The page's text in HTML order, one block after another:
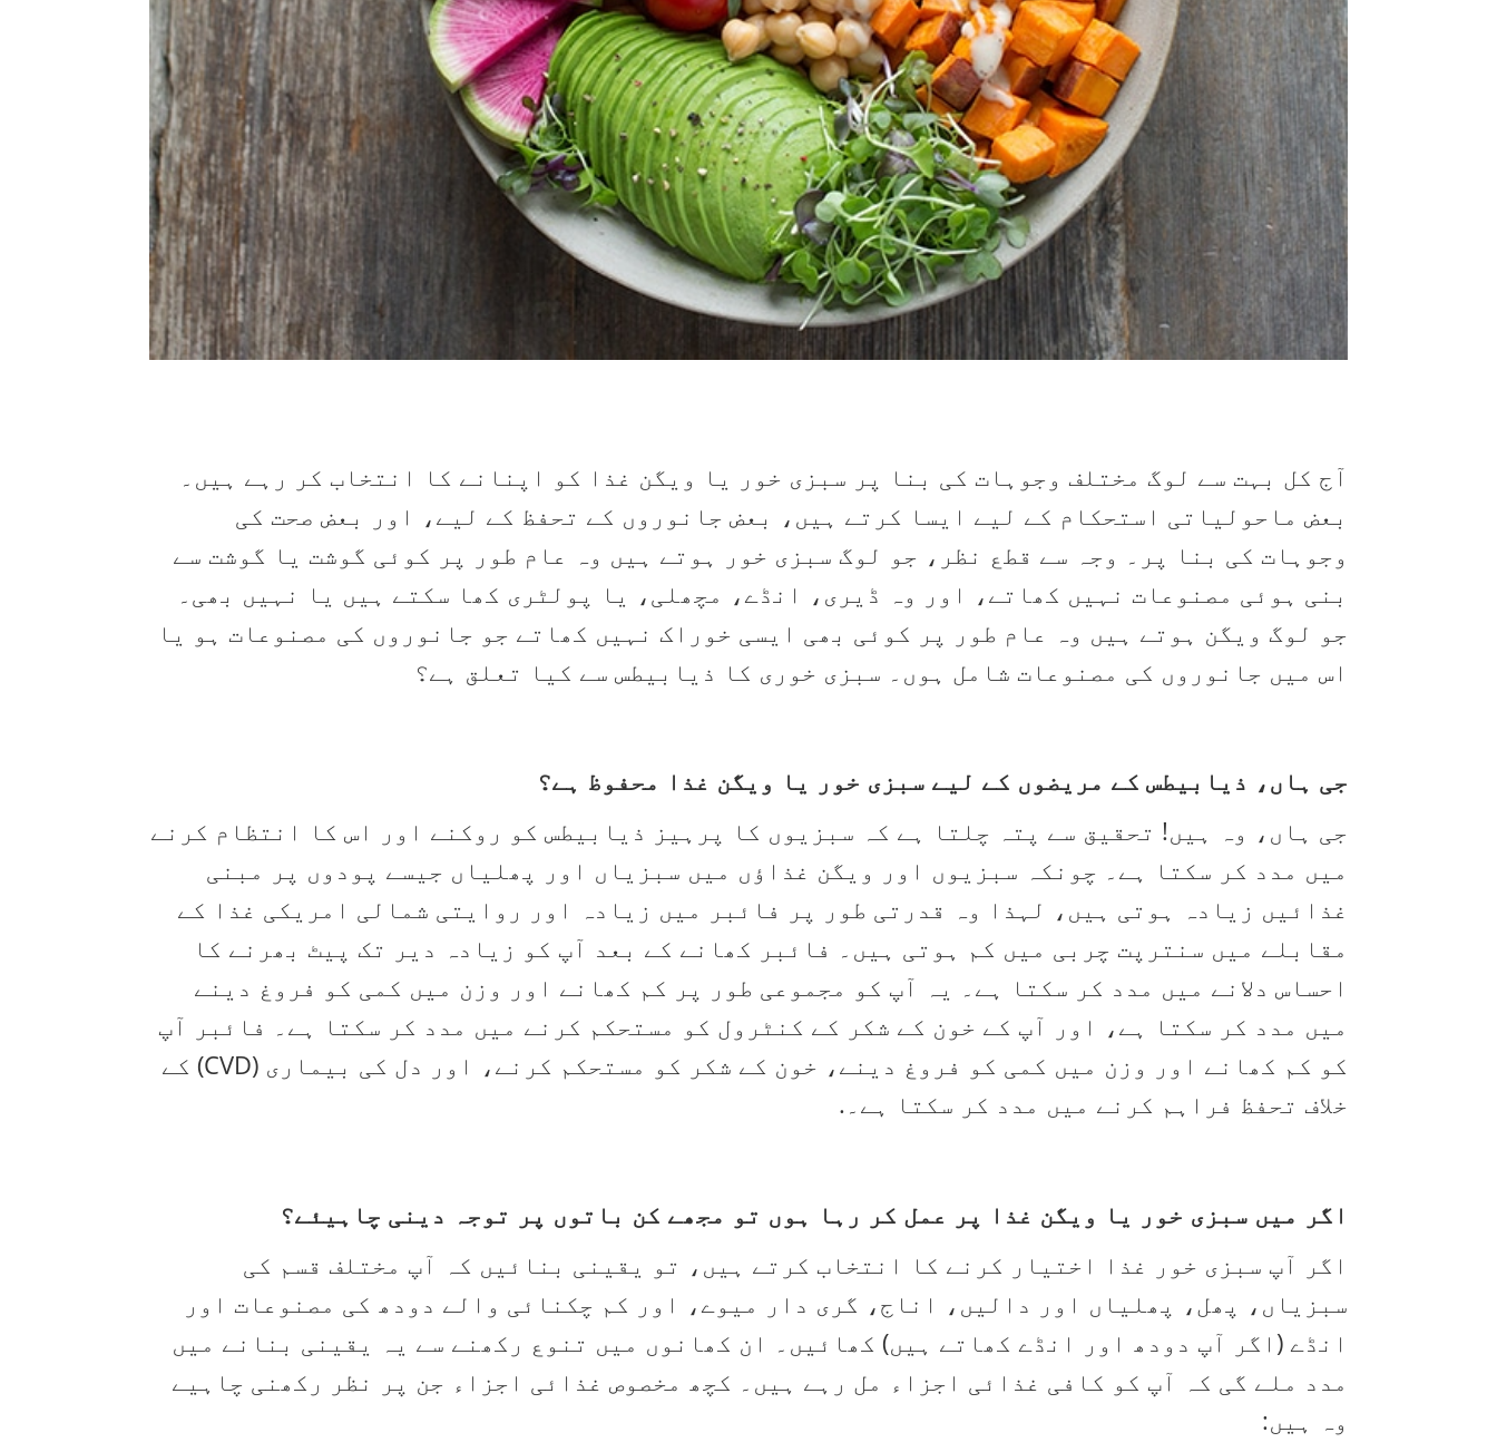
آج کل بہت سے لوگ مختلف وجوہات کی بنا پر سبزی خور یا ویگن غذا کو اپنانے کا انتخاب کر رہے ہیں۔
بعض ماحولیاتی استحکام کے لیے ایسا کرتے ہیں، بعض جانوروں کے تحفظ کے لیے، اور بعض صحت کی
وجوہات کی بنا پر۔ وجہ سے قطع نظر، جو لوگ سبزی خور ہوتے ہیں وہ عام طور پر کوئی گوشت یا گوشت سے
بنی ہوئی مصنوعات نہیں کھاتے، اور وہ ڈیری، انڈے، مچھلی، یا پولٹری کھا سکتے ہیں یا نہیں بھی۔
جو لوگ ویگن ہوتے ہیں وہ عام طور پر کوئی بھی ایسی خوراک نہیں کھاتے جو جانوروں کی مصنوعات ہو یا
اس میں جانوروں کی مصنوعات شامل ہوں۔ سبزی خوری کا ذیابیطس سے کیا تعلق ہے؟
جی ہاں، ذیابیطس کے مریضوں کے لیے سبزی خور یا ویگن غذا محفوظ ہے؟
جی ہاں، وہ ہیں! تحقیق سے پتہ چلتا ہے کہ سبزیوں کا پرہیز ذیابیطس کو روکنے اور اس کا انتظام کرنے
میں مدد کر سکتا ہے۔ چونکہ سبزیوں اور ویگن غذاؤں میں سبزیاں اور پھلیاں جیسے پودوں پر مبنی
غذائیں زیادہ ہوتی ہیں، لہذا وہ قدرتی طور پر فائبر میں زیادہ اور روایتی شمالی امریکی غذا کے
مقابلے میں سنترپت چربی میں کم ہوتی ہیں۔ فائبر کھانے کے بعد آپ کو زیادہ دیر تک پیٹ بھرنے کا
احساس دلانے میں مدد کر سکتا ہے۔ یہ آپ کو مجموعی طور پر کم کھانے اور وزن میں کمی کو فروغ دینے
میں مدد کر سکتا ہے، اور آپ کے خون کے شکر کے کنٹرول کو مستحکم کرنے میں مدد کر سکتا ہے۔ فائبر آپ
کو کم کھانے اور وزن میں کمی کو فروغ دینے، خون کے شکر کو مستحکم کرنے، اور دل کی بیماری (CVD) کے
خلاف تحفظ فراہم کرنے میں مدد کر سکتا ہے۔.
اگر میں سبزی خور یا ویگن غذا پر عمل کر رہا ہوں تو مجھے کن باتوں پر توجہ دینی چاہیئے؟
اگر آپ سبزی خور غذا اختیار کرنے کا انتخاب کرتے ہیں، تو یقینی بنائیں کہ آپ مختلف قسم کی
سبزیاں، پھل، پھلیاں اور دالیں، اناج، گری دار میوے، اور کم چکنائی والے دودھ کی مصنوعات اور
انڈے (اگر آپ دودھ اور انڈے کھاتے ہیں) کھائیں۔ ان کھانوں میں تنوع رکھنے سے یہ یقینی بنانے میں
مدد ملے گی کہ آپ کو کافی غذائی اجزاء مل رہے ہیں۔ کچھ مخصوص غذائی اجزاء جن پر نظر رکھنی چاہیے
وہ ہیں: